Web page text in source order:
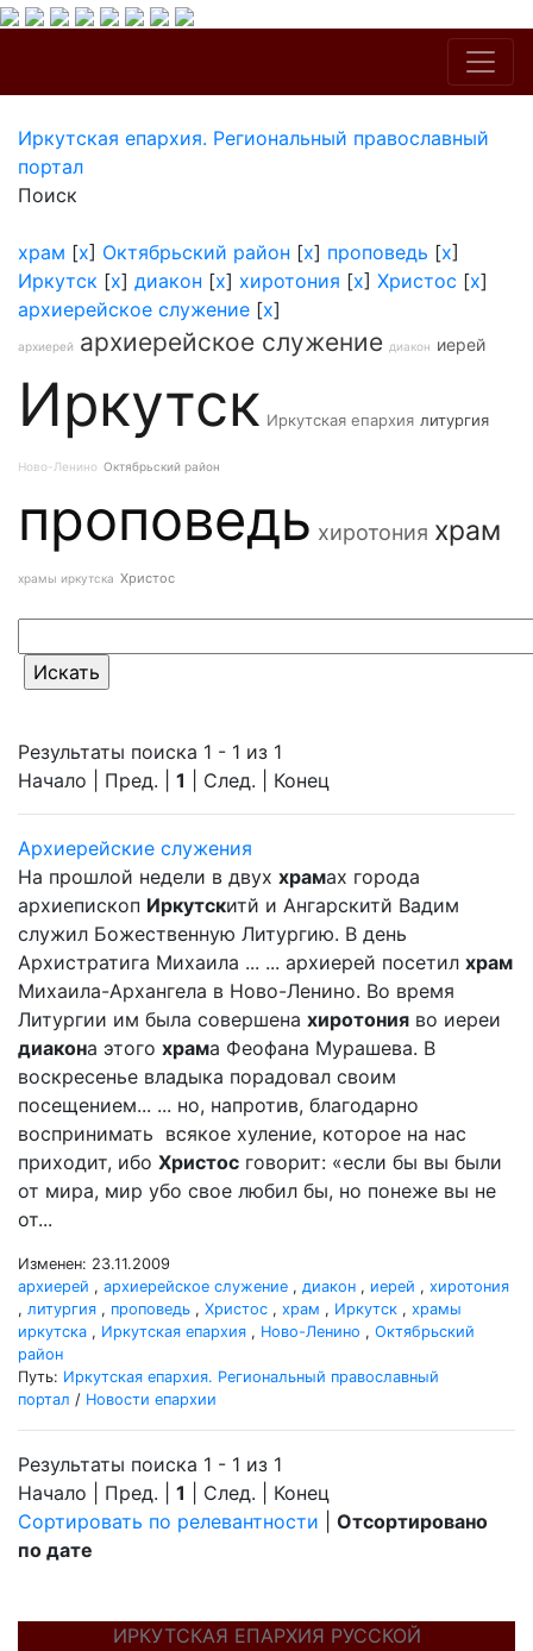
Иркутская епархия. Региональный православный
портал
Поиск
храм [x] Октябрьский район [x] проповедь [x]
Иркутск [x] диакон [x] хиротония [x] Христос [x]
архиерейское служение [x]
архиерей архиерейское служение диакон иерей
Иркутск Иркутская епархия литургия
Ново-Ленино Октябрьский район
проповедь хиротония храм
храмы иркутска Христос
Результаты поиска 1 - 1 из 1
Начало | Пред. | 1 | След. | Конец
Архиерейские служения
На прошлой недели в двух храмах города
архиепископ Иркутскитй и Ангарскитй Вадим
служил Божественную Литургию. В день
Архистратига Михаила ... ... архиерей посетил храм
Михаила-Архангела в Ново-Ленино. Во время
Литургии им была совершена хиротония во иереи
диакона этого храма Феофана Мурашева. В
воскресенье владыка порадовал своим
посещением... ... но, напротив, благодарно
воспринимать всякое хуление, которое на нас
приходит, ибо Христос говорит: «если бы вы были
от мира, мир убо свое любил бы, но понеже вы не
от...
Изменен: 23.11.2009
архиерей , архиерейское служение , диакон , иерей , хиротония
, литургия , проповедь , Христос , храм , Иркутск , храмы
иркутска , Иркутская епархия , Ново-Ленино , Октябрьский
район
Путь: Иркутская епархия. Региональный православный
портал / Новости епархии
Результаты поиска 1 - 1 из 1
Начало | Пред. | 1 | След. | Конец
Сортировать по релевантности
Отсортировано
по дате
ИРКУТСКАЯ ЕПАРХИЯ РУССКОЙ